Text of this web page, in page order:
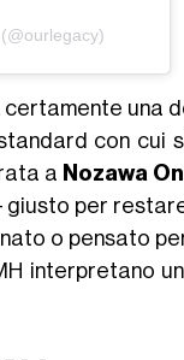
certamente una
con cui
a Nozawa
giusto per
o pensato
interpretano